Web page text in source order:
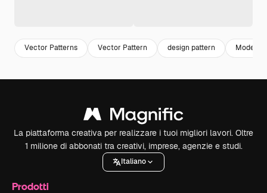
Vector Patterns Vector Pattern design pattern Modello
La piattaforma creativa per realizzare i tuoi migliori lavori. Oltre
1 milione di abbonati tra creativi, imprese, agenzie e studi.
Italiano
Prodotti